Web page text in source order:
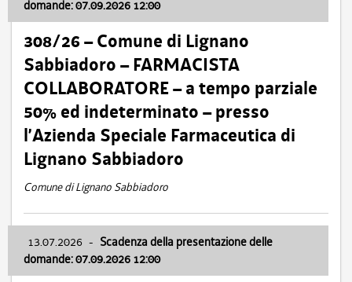
domande: 07.09.2026 12:00
308/26 – Comune di Lignano
Sabbiadoro – FARMACISTA
COLLABORATORE – a tempo parziale
50% ed indeterminato – presso
l’Azienda Speciale Farmaceutica di
Lignano Sabbiadoro
Comune di Lignano Sabbiadoro
13.07.2026 - Scadenza della presentazione delle
domande: 07.09.2026 12:00